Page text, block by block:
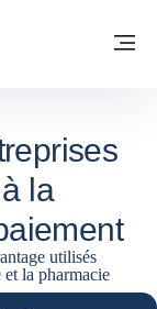
la
utilisés
la pharmacie